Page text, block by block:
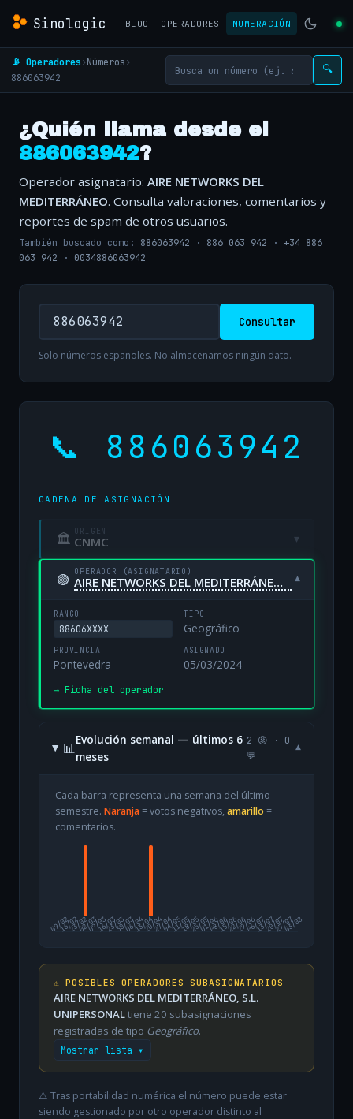
Sinologic BLOG OPERADORES NUMERACIÓN
📡 Operadores›Números›
886063942
🔍
¿Quién llama desde el
886063942?
Operador asignatario: AIRE NETWORKS DEL
MEDITERRÁNEO. Consulta valoraciones, comentarios y
reportes de spam de otros usuarios.
También buscado como: 886063942 · 886 063 942 · +34 886
063 942 · 0034886063942
Consultar
Solo números españoles. No almacenamos ningún dato.
📞 886063942
CADENA DE ASIGNACIÓN
🏛 ORIGEN
CNMC ▾
🟢 OPERADOR (ASIGNATARIO)
AIRE NETWORKS DEL MEDITERRÁNEO, S.L. UNIPERSONAL ▾
RANGO
88606XXXX
TIPO
Geográfico
PROVINCIA
Pontevedra
ASIGNADO
05/03/2024
→ Ficha del operador
📊
Evolución semanal — últimos 6
meses
2 😡 · 0
💬
▾
Cada barra representa una semana del último
semestre. Naranja= votos negativos, amarillo =
comentarios.
09/02
16/0223/0202/0309/0316/0323/0330/0306/0413/0420/0427/0404/0511/0518/0525/0501/0608/0615/0622/0629/0606/0713/0720/0727/07
03/08
⚠️ POSIBLES OPERADORES SUBASIGNATARIOS
AIRE NETWORKS DEL MEDITERRÁNEO, S.L.
UNIPERSONALtiene 20 subasignaciones
registradas de tipo Geográfico.
Mostrar lista ▾
⚠️ Tras portabilidad numérica el número puede estar
siendo gestionado por otro operador distinto al